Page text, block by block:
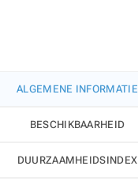
ALGEMENE INFORMATIE
BESCHIKBAARHEID
DUURZAAMHEIDSINDEX